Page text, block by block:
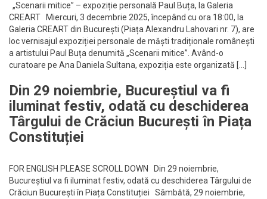
„Scenarii mitice” – expoziție personală Paul Buța, la Galeria
CREART Miercuri, 3 decembrie 2025, începând cu ora 18:00, la
Galeria CREART din București (Piața Alexandru Lahovari nr. 7), are
loc vernisajul expoziției personale de măști tradiționale românești
a artistului Paul Buța denumită „Scenarii mitice”. Având-o
curatoare pe Ana Daniela Sultana, expoziția este organizată […]
Din 29 noiembrie, Bucureștiul va fi
iluminat festiv, odată cu deschiderea
Târgului de Crăciun București în Piața
Constituției
FOR ENGLISH PLEASE SCROLL DOWN Din 29 noiembrie,
Bucureștiul va fi iluminat festiv, odată cu deschiderea Târgului de
Crăciun București în Piața Constituției Sâmbătă, 29 noiembrie,